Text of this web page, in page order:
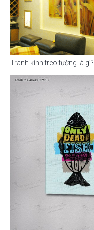
Tranh kính treo tường là gì?